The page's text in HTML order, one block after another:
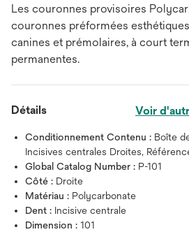
Les couronnes provisoires
couronnes préformées
canines et prémolaires, à court
permanentes.
Détails Voir
Conditionnement Contenu : Boîte
Incisives centrales Droites,
Global Catalog Number : P-101
Côté : Droite
Matériau : Polycarbonate
Dent : Incisive centrale
Dimension : 101